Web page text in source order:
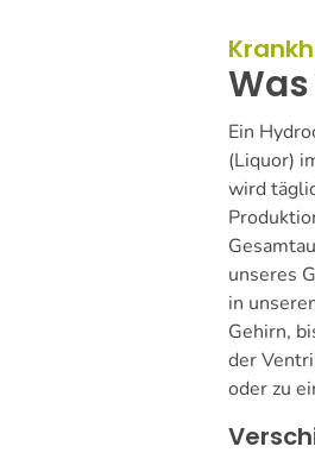
Ein
(Liquor)
wird
unseres
in
Gehirn,
der
oder zu